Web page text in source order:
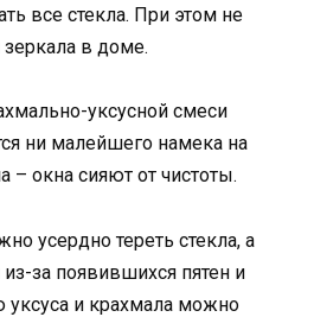
все стекла. При этом не
в доме.
уксусной смеси
ни малейшего намека на
– окна сияют от чистоты.
усердно тереть стекла, а
из-за появившихся пятен и
и крахмала можно